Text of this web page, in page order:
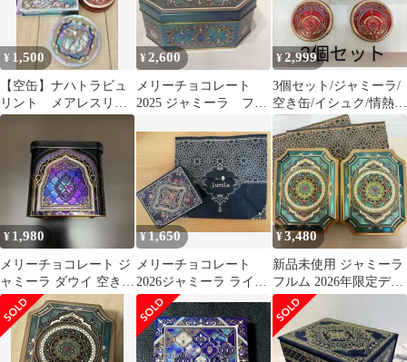
¥ 1,500
【空缶】ナハトラビュ
リント メアレスリー
ド ジャミーラ メリ
ーチョコレート
¥2,600
メリーチョコレート
2025 ジャミーラ フル
¥2,999
3個セット/ジャミーラ/
空き缶/イシュク/情熱/
メリーチョコレート/バ
レンタイン
¥ 1,980
メリーチョコレート ジ
ャミーラ ダウイ 空き缶
2026
¥1,650
メリーチョコレート
2026ジャミーラ ライル
空き缶 ショッパー付き
¥3,480
新品未使用 ジャミーラ
フルム 2026年限定デザ
イン お菓子缶 2個セッ
ト